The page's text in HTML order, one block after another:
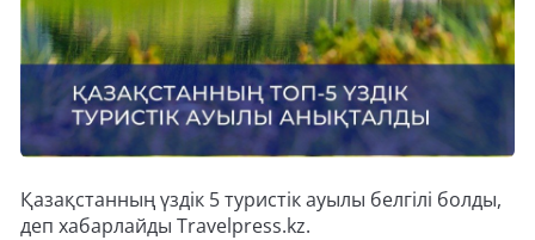
Қазақстанның үздік 5 туристік ауылы белгілі болды,
деп хабарлайды Travelpress.kz.